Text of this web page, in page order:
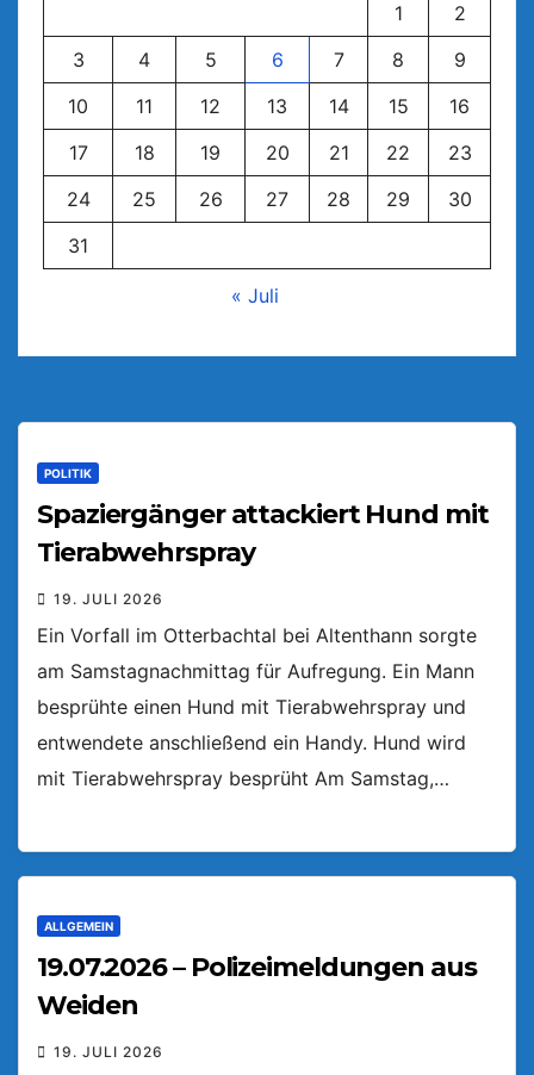
1
2
3
4 5 6 7 8
9
10
11 12 13 14 15
16
17
18 19 20 21 22
23
24
25 26 27 28 29
30
31
« Juli
POLITIK
Spaziergänger attackiert Hund mit
Tierabwehrspray
19. JULI 2026
Ein Vorfall im Otterbachtal bei Altenthann sorgte
am Samstagnachmittag für Aufregung. Ein Mann
besprühte einen Hund mit Tierabwehrspray und
entwendete anschließend ein Handy. Hund wird
mit Tierabwehrspray besprüht Am Samstag,…
ALLGEMEIN
19.07.2026 – Polizeimeldungen aus
Weiden
19. JULI 2026